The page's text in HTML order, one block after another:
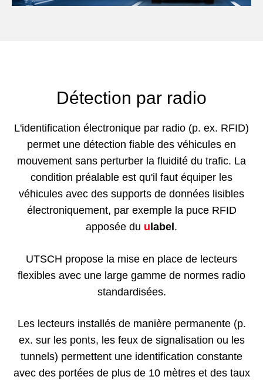
Détection par radio
L'identification électronique par radio (p. ex. RFID)
permet une détection fiable des véhicules en
mouvement sans perturber la fluidité du trafic. La
condition préalable est qu'il faut équiper les
véhicules avec des supports de données lisibles
électroniquement, par exemple la puce RFID
apposée du ulabel.
UTSCH propose la mise en place de lecteurs
flexibles avec une large gamme de normes radio
standardisées.
Les lecteurs installés de manière permanente (p.
ex. sur les ponts, les feux de signalisation ou les
tunnels) permettent une identification constante
avec des portées de plus de 10 mètres et des taux